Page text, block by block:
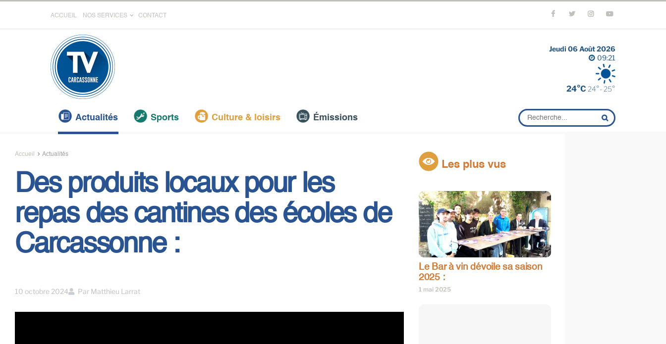
ACCUEIL NOS SERVICES CONTACT
Jeudi 06 Août 2026
09:21
24°C 24°- 25°
Actualités Sports Culture & loisirs Émissions
Accueil Actualités
Des produits locaux pour les
repas des cantines des écoles de
Carcassonne :
10 octobre 2024 Par Matthieu Larrat
Les plus vus
Le Bar à vin dévoile sa saison
2025 :
1 mai 2025